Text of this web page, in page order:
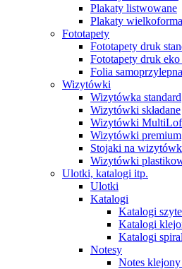
Plakaty listwowane
Plakaty
Fototapety
Fototapety druk
Fototapety druk eko
Folia
Wizytówki
Wizytówka standard
Wizytówki składane
Wizytówki
Wizytówki premium
Stojaki na
Wizytówki
Ulotki, katalogi itp.
Ulotki
Katalogi
Katalogi szyte
Katalogi
Katalogi
Notesy
Notes klejony